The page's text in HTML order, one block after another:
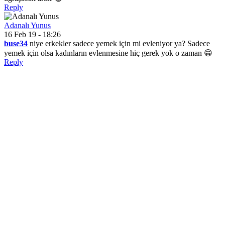
Reply
Adanalı Yunus
16 Feb 19 - 18:26
buse34 niye erkekler sadece yemek için mi evleniyor ya? Sadece
yemek için olsa kadınların evlenmesine hiç gerek yok o zaman 😁
Reply